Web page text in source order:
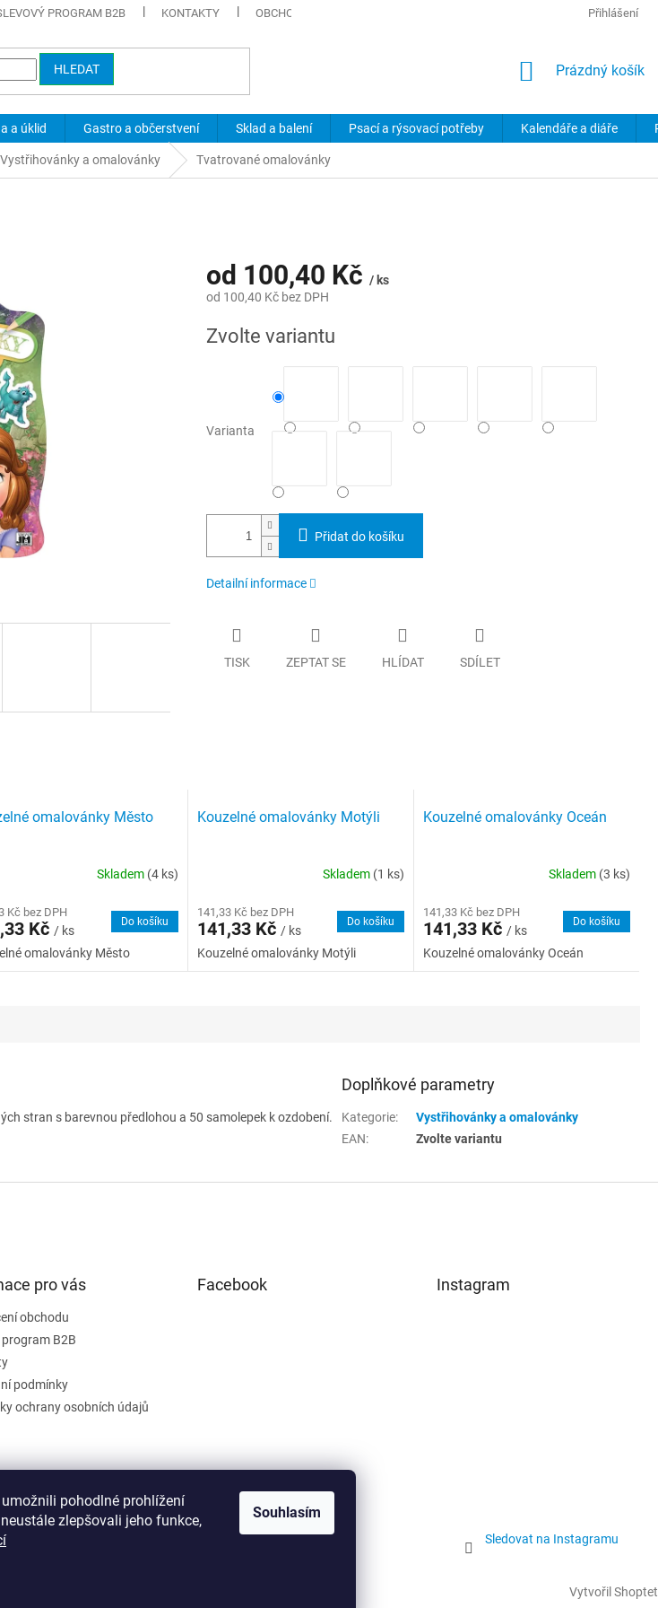
pohodlné prohlížení
zlepšovali jeho funkce,
Souhlasím
PROGRAM B2B KONTAKTY OBCHODNÍ PODMÍNKY PODMÍNKY OCHRANY OSOBNÍCH ÚDAJŮ
Přihlášení
HLEDAT
NÁKUPNÍ
Prázdný košík
a úklid Gastro a občerstvení Sklad a balení Psací a rýsovací potřeby Kalendáře a diáře
Vystřihovánky a omalovánky Tvatrované omalovánky
od 100,40 Kč / ks
od 100,40 Kčbez DPH
cena:
Zvolte variantu
Varianta
Přidat do košíku
Detailní informace
TISK ZEPTAT SE HLÍDAT SDÍLET
omalovánky Město
Skladem (4 ks)
Kč bez DPH
Kč/ ks
Do košíku
omalovánky Město
Kouzelné omalovánky Motýli
Skladem (1 ks)
141,33 Kč bez DPH
141,33 Kč / ks
Do košíku
Kouzelné omalovánky Motýli
Kouzelné omalovánky Oceán
Skladem (3 ks)
141,33 Kč bez DPH
141,33 Kč / ks
Do košíku
Kouzelné omalovánky Oceán
stran s barevnou předlohou a 50 samolepek k ozdobení.
Doplňkové parametry
Kategorie:
Vystřihovánky a omalovánky
EAN: Zvolte variantu
pro vás
obchodu
program B2B
podmínky
ochrany osobních údajů
Facebook Instagram
Sledovat na Instagramu
Vytvořil Shoptet